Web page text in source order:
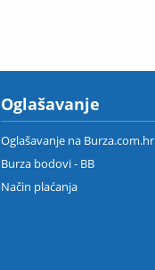
Oglašavanje
Oglašavanje na Burza.com.hr
Burza bodovi - BB
Način plaćanja